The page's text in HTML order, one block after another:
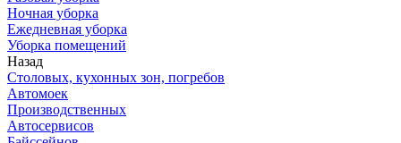
Ночная уборка
Ежедневная уборка
Уборка помещений
Назад
Столовых, кухонных зон, погребов
Автомоек
Производственных
Автосервисов